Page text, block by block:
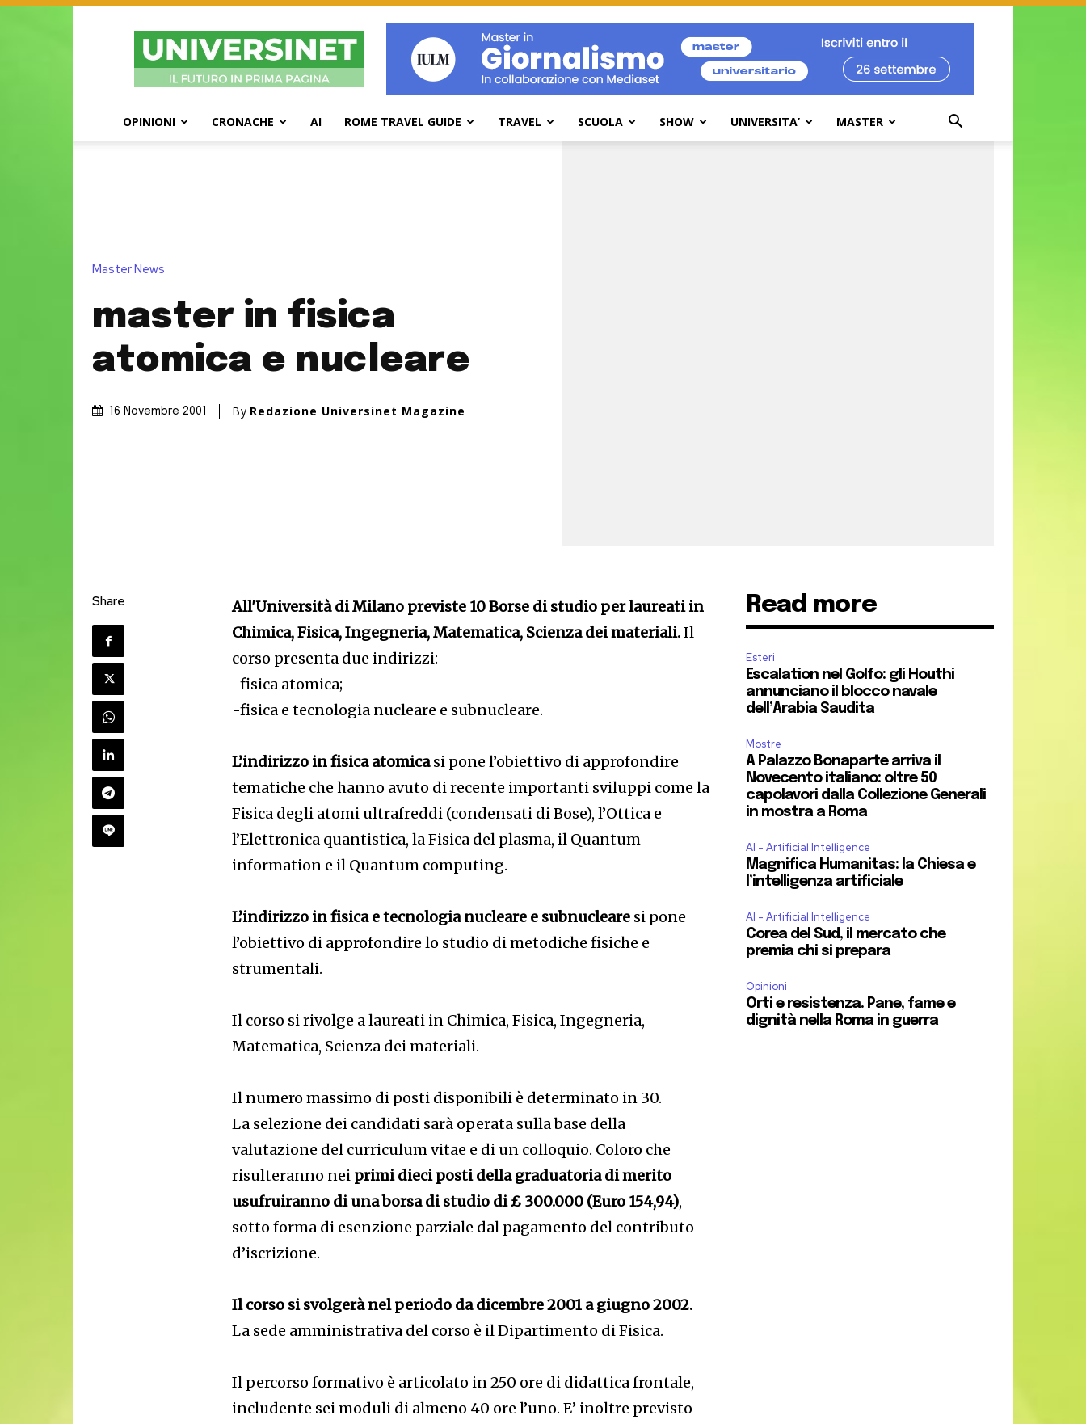
UniversiNet
Magazine
OPINIONI CRONACHE AI ROME TRAVEL GUIDE TRAVEL SCUOLA SHOW UNIVERSITA’ MASTER
Master News
master in fisica
atomica e nucleare
16 Novembre 2001 By Redazione Universinet Magazine
Share
All'Università di Milano previste 10 Borse di studio per laureati in
Chimica, Fisica, Ingegneria, Matematica, Scienza dei materiali.Il
corso presenta due indirizzi:
-fisica atomica;
-fisica e tecnologia nucleare e subnucleare.
L’indirizzo in fisica atomicasi pone l’obiettivo di approfondire
tematiche che hanno avuto di recente importanti sviluppi come la
Fisica degli atomi ultrafreddi (condensati di Bose), l’Ottica e
l’Elettronica quantistica, la Fisica del plasma, il Quantum
information e il Quantum computing.
L’indirizzo in fisica e tecnologia nucleare e subnucleare si pone
l’obiettivo di approfondire lo studio di metodiche fisiche e
strumentali.
Il corso si rivolge a laureati in Chimica, Fisica, Ingegneria,
Matematica, Scienza dei materiali.
Il numero massimo di posti disponibili è determinato in 30.
La selezione dei candidati sarà operata sulla base della
valutazione del curriculum vitae e di un colloquio. Coloro che
risulteranno nei primi dieci posti della graduatoria di merito
usufruiranno di una borsa di studio di £ 300.000 (Euro 154,94),
sotto forma di esenzione parziale dal pagamento del contributo
d’iscrizione.
Il corso si svolgerà nel periodo da dicembre 2001 a giugno 2002.
La sede amministrativa del corso è il Dipartimento di Fisica.
Il percorso formativo è articolato in 250 ore di didattica frontale,
includente sei moduli di almeno 40 ore l’uno. E’ inoltre previsto
Read more
Esteri
Escalation nel Golfo: gli Houthi
annunciano il blocco navale
dell’Arabia Saudita
Mostre
A Palazzo Bonaparte arriva il
Novecento italiano: oltre 50
capolavori dalla Collezione Generali
in mostra a Roma
AI - Artificial Intelligence
Magnifica Humanitas: la Chiesa e
l’intelligenza artificiale
AI - Artificial Intelligence
Corea del Sud, il mercato che
premia chi si prepara
Opinioni
Orti e resistenza. Pane, fame e
dignità nella Roma in guerra